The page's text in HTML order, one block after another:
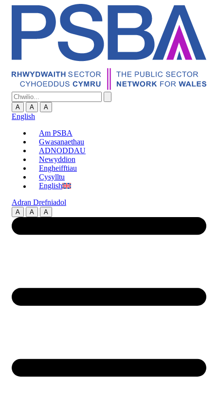
A A A
English
Am PSBA
Gwasanaethau
ADNODDAU
Newyddion
Engheifftiau
Cysylltu
English
Adran Drefniadol
A A A